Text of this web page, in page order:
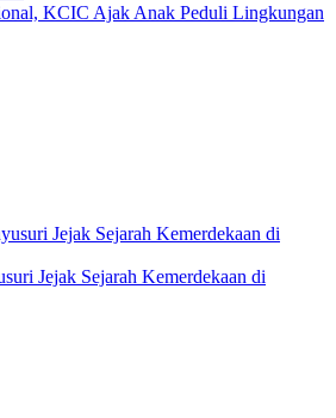
KCIC Ajak Anak Peduli Lingkungan
Jejak Sejarah Kemerdekaan di